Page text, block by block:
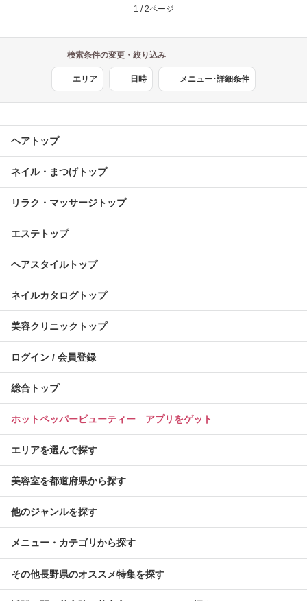
1 / 2ページ
検索条件の変更・絞り込み
エリア 日時 メニュー･詳細条件
ヘアトップ
ネイル・まつげトップ
リラク・マッサージトップ
エステトップ
ヘアスタイルトップ
ネイルカタログトップ
美容クリニックトップ
ログイン / 会員登録
総合トップ
ホットペッパービューティー アプリをゲット
エリアを選んで探す
美容室を都道府県から探す
他のジャンルを探す
メニュー・カテゴリから探す
その他長野県のオススメ特集を探す